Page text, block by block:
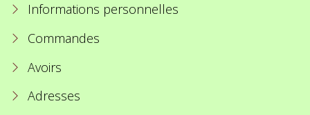
Informations personnelles
Commandes
Avoirs
Adresses